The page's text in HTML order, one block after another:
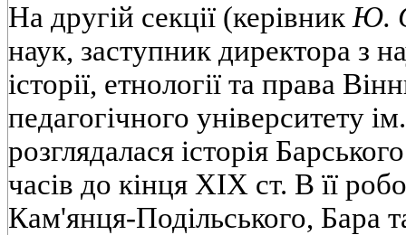
На другій секції (керівник Ю.
наук, заступник директора з
історії, етнології та права
педагогічного університету
розглядалася історія
часів до кінця XIX ст. В її
Кам'янця-Подільського, Бара